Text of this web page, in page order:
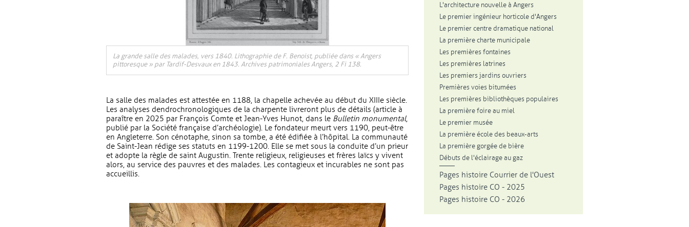
La grande salle des malades, vers 1840. Lithographie de F. Benoist, publiée dans « Angers
pittoresque » par Tardif-Desvaux en 1843. Archives patrimoniales Angers, 2 Fi 138.
La salle des malades est attestée en 1188, la chapelle achevée au début du XIIIe siècle.
Les analyses dendrochronologiques de la charpente livreront plus de détails (article à
paraître en 2025 par François Comte et Jean-Yves Hunot, dans le Bulletin monumental,
publié par la Société française d’archéologie). Le fondateur meurt vers 1190, peut-être
en Angleterre. Son cénotaphe, sinon sa tombe, a été édifiée à l’hôpital. La communauté
de Saint-Jean rédige ses statuts en 1199-1200. Elle se met sous la conduite d’un prieur
et adopte la règle de saint Augustin. Trente religieux, religieuses et frères laïcs y vivent
alors, au service des pauvres et des malades. Les contagieux et incurables ne sont pas
accueillis.
L'architecture nouvelle à Angers
Le premier ingénieur horticole d'Angers
Le premier centre dramatique national
La première charte municipale
Les premières fontaines
Les premières latrines
Les premiers jardins ouvriers
Premières voies bitumées
Les premières bibliothèques populaires
La première foire au miel
Le premier musée
La première école des beaux-arts
La première gorgée de bière
Débuts de l'éclairage au gaz
Pages histoire Courrier de l'Ouest
Pages histoire CO - 2025
Pages histoire CO - 2026